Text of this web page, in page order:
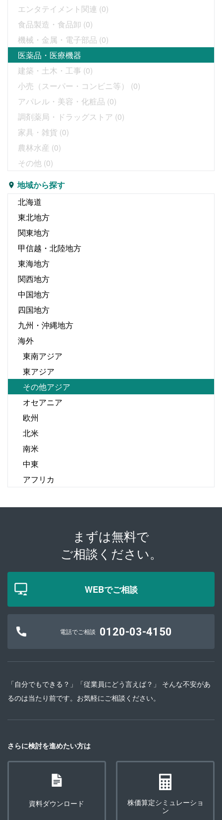
エンタテイメント関連 (0)
食品製造・食品卸 (0)
機械・金属・電子部品 (0)
医薬品・医療機器
建築・土木・工事 (0)
小売（スーパー・コンビニ等）
(0)
アパレル・美容・化粧品 (0)
調剤薬局・ドラッグストア (0)
家具・雑貨 (0)
農林水産 (0)
その他 (0)
地域から探す
北海道
東北地方
関東地方
甲信越・北陸地方
東海地方
関西地方
中国地方
四国地方
九州・沖縄地方
海外
東南アジア
東アジア
その他アジア
オセアニア
欧州
北米
南米
中東
アフリカ
まずは無料で
ご相談ください。
WEBでご相談
電話でご相談 0120-03-4150
「自分でもできる？」「従業員にどう言えば？」 そんな不安があ
るのは当たり前です。お気軽にご相談ください。
さらに検討を進めたい方は
資料ダウンロード
株価算定シミュレーショ
ン